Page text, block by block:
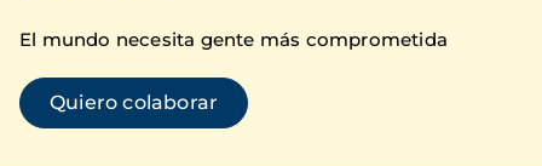
El mundo necesita gente más comprometida
Quiero colaborar